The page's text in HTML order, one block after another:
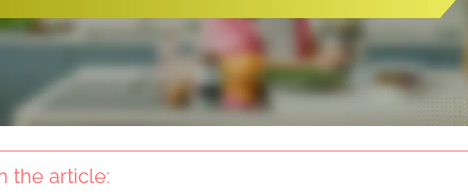
the article: